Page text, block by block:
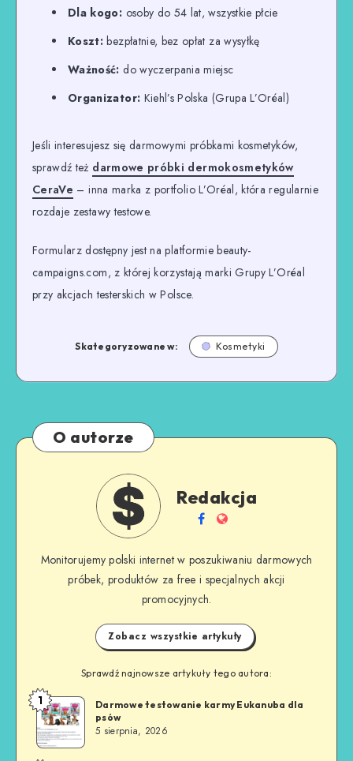
Dla kogo: osoby do 54 lat, wszystkie płcie
Koszt: bezpłatnie, bez opłat za wysyłkę
Ważność: do wyczerpania miejsc
Organizator: Kiehl’s Polska (Grupa L’Oréal)
Jeśli interesujesz się darmowymi próbkami kosmetyków,
sprawdź też darmowe próbki dermokosmetyków
CeraVe – inna marka z portfolio L’Oréal, która regularnie
rozdaje zestawy testowe.
Formularz dostępny jest na platformie beauty-
campaigns.com, z której korzystają marki Grupy L’Oréal
przy akcjach testerskich w Polsce.
Skategoryzowane w: Kosmetyki
O autorze
Redakcja
Monitorujemy polski internet w poszukiwaniu darmowych
próbek, produktów za free i specjalnych akcji
promocyjnych.
Zobacz wszystkie artykuły
Sprawdź najnowsze artykuły tego autora:
1
Darmowe testowanie karmy Eukanuba dla
psów
5 sierpnia, 2026